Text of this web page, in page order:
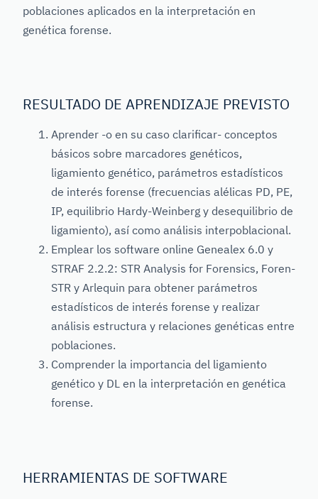
poblaciones aplicados en la interpretación en
genética forense.
RESULTADO DE APRENDIZAJE PREVISTO
Aprender -o en su caso clarificar- conceptos
básicos sobre marcadores genéticos,
ligamiento genético, parámetros estadísticos
de interés forense (frecuencias alélicas PD, PE,
IP, equilibrio Hardy-Weinberg y desequilibrio de
ligamiento), así como análisis interpoblacional.
Emplear los software online Genealex 6.0 y
STRAF 2.2.2: STR Analysis for Forensics, Foren-
STR y Arlequin para obtener parámetros
estadísticos de interés forense y realizar
análisis estructura y relaciones genéticas entre
poblaciones.
Comprender la importancia del ligamiento
genético y DL en la interpretación en genética
forense.
HERRAMIENTAS DE SOFTWARE